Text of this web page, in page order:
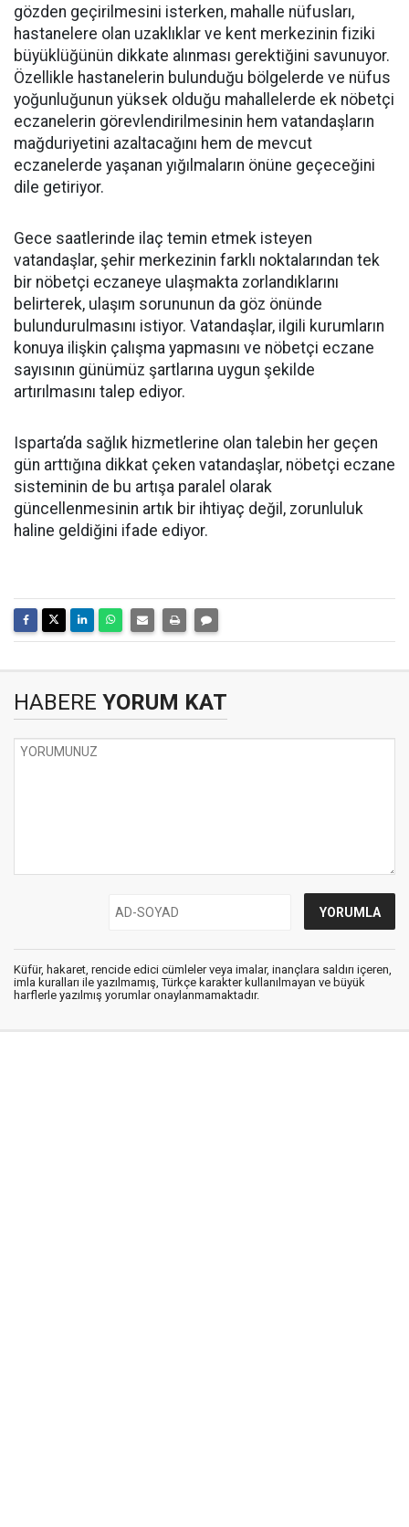
gözden geçirilmesini isterken, mahalle nüfusları,
hastanelere olan uzaklıklar ve kent merkezinin fiziki
büyüklüğünün dikkate alınması gerektiğini savunuyor.
Özellikle hastanelerin bulunduğu bölgelerde ve nüfus
yoğunluğunun yüksek olduğu mahallelerde ek nöbetçi
eczanelerin görevlendirilmesinin hem vatandaşların
mağduriyetini azaltacağını hem de mevcut
eczanelerde yaşanan yığılmaların önüne geçeceğini
dile getiriyor.
Gece saatlerinde ilaç temin etmek isteyen
vatandaşlar, şehir merkezinin farklı noktalarından tek
bir nöbetçi eczaneye ulaşmakta zorlandıklarını
belirterek, ulaşım sorununun da göz önünde
bulundurulmasını istiyor. Vatandaşlar, ilgili kurumların
konuya ilişkin çalışma yapmasını ve nöbetçi eczane
sayısının günümüz şartlarına uygun şekilde
artırılmasını talep ediyor.
Isparta’da sağlık hizmetlerine olan talebin her geçen
gün arttığına dikkat çeken vatandaşlar, nöbetçi eczane
sisteminin de bu artışa paralel olarak
güncellenmesinin artık bir ihtiyaç değil, zorunluluk
haline geldiğini ifade ediyor.
HABERE YORUM KAT
Küfür, hakaret, rencide edici cümleler veya imalar, inançlara saldırı içeren,
imla kuralları ile yazılmamış, Türkçe karakter kullanılmayan ve büyük
harflerle yazılmış yorumlar onaylanmamaktadır.